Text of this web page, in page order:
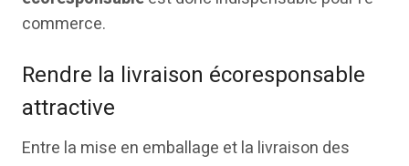
commerce.
Rendre la livraison écoresponsable
attractive
Entre la mise en emballage et la livraison des